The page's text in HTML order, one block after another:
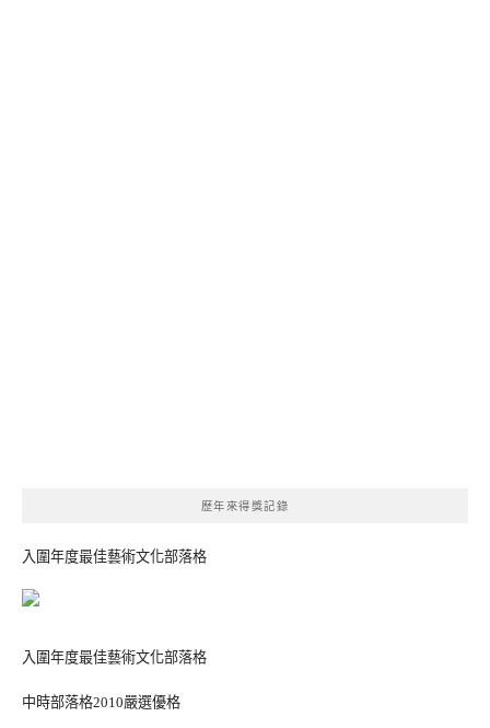
歷年來得獎記錄
入圍年度最佳藝術文化部落格
入圍年度最佳藝術文化部落格
中時部落格2010嚴選優格